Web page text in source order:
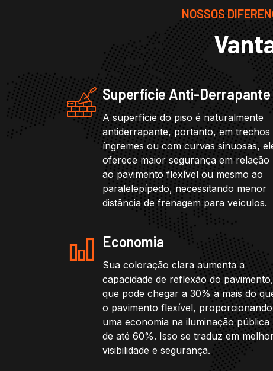
NOSSOS
Superfície Anti-Derrapante
A superfície do piso é naturalmente
antiderrapante, portanto, em trechos
íngremes ou com curvas sinuosas,
oferece maior segurança em relação
ao pavimento flexível ou mesmo ao
paralelepípedo, necessitando menor
distância de frenagem para veículos.
Economia
Sua coloração clara aumenta a
capacidade de reflexão do pavimento,
que pode chegar a 30% a mais do
o pavimento flexível, proporcionando
uma economia na iluminação pública
de até 60%. Isso se traduz em
visibilidade e segurança.